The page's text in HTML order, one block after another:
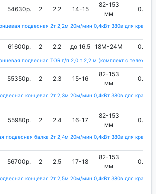
54630р. 2 2.2 14-15
82-153
мм
0.4
подвесная 2т 2,2м 20м/мин 0,4кВт 380в для кран-
61600р. 2 2.2 до 16,5 18М-24М 0.4
подвесная TOR г/п 2,0 т 2,2 м (комплект с
55350р. 2 2.3 15-16
82-153
мм
0.4
концевая 2т 2,3м 20м/мин 0,4кВт 380в для кран-
55980р. 2 2.4 16-17
82-153
мм
0.4
подвесная балка 2т 2,4м 20м/мин 0,4кВт 380в для кран-
56700р. 2 2.5 17-18
82-153
мм
0.4
концевая 2т 2,5м 20м/мин 0,4кВт 380в для кран-